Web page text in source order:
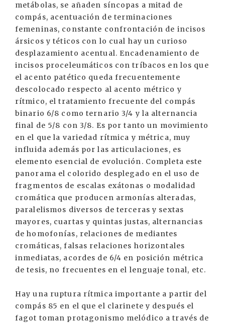
metábolas, se añaden síncopas a mitad de
compás, acentuación de terminaciones
femeninas, constante confrontación de incisos
ársicos y téticos con lo cual hay un curioso
desplazamiento acentual. Encadenamiento de
incisos proceleumáticos con tríbacos en los que
el acento patético queda frecuentemente
descolocado respecto al acento métrico y
rítmico, el tratamiento frecuente del compás
binario 6/8 como ternario 3/4 y la alternancia
final de 5/8 con 3/8. Es por tanto un movimiento
en el que la variedad rítmica y métrica, muy
influida además por las articulaciones, es
elemento esencial de evolución. Completa este
panorama el colorido desplegado en el uso de
fragmentos de escalas exátonas o modalidad
cromática que producen armonías alteradas,
paralelismos diversos de terceras y sextas
mayores, cuartas y quintas justas, alternancias
de homofonías, relaciones de mediantes
cromáticas, falsas relaciones horizontales
inmediatas, acordes de 6/4 en posición métrica
de tesis, no frecuentes en el lenguaje tonal, etc.
Hay una ruptura rítmica importante a partir del
compás 85 en el que el clarinete y después el
fagot toman protagonismo melódico a través de